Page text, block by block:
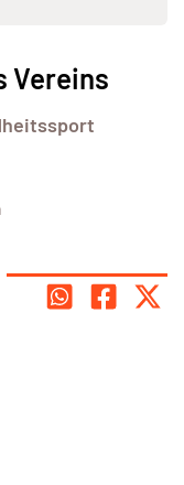
Vereins